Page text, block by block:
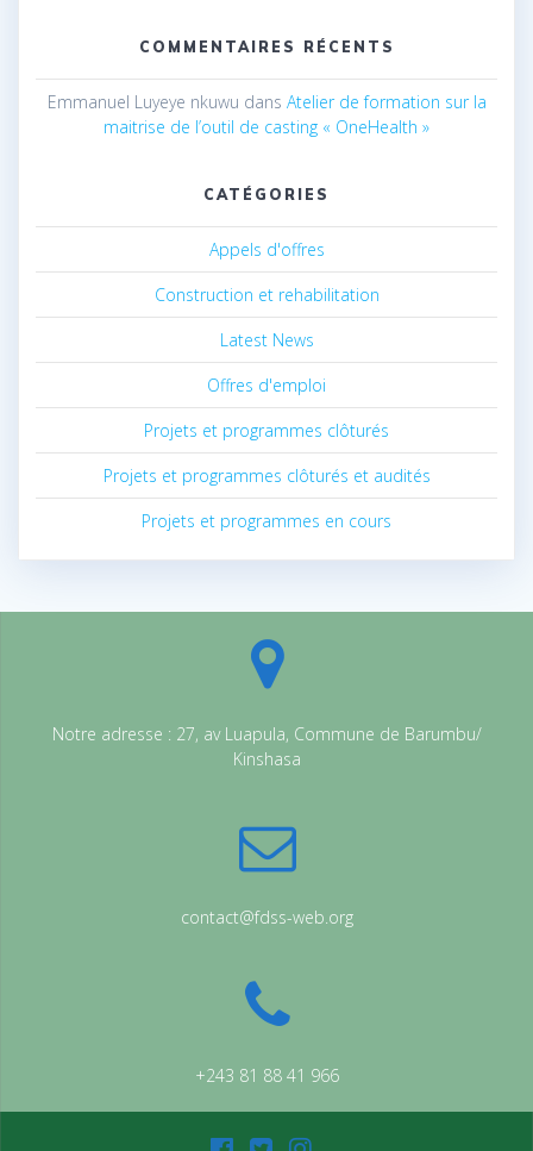
COMMENTAIRES RÉCENTS
Emmanuel Luyeye nkuwu dans Atelier de formation sur la
maitrise de l’outil de casting « OneHealth »
CATÉGORIES
Appels d'offres
Construction et rehabilitation
Latest News
Offres d'emploi
Projets et programmes clôturés
Projets et programmes clôturés et audités
Projets et programmes en cours
Notre adresse : 27, av Luapula, Commune de Barumbu/
Kinshasa
contact@fdss-web.org
+243 81 88 41 966